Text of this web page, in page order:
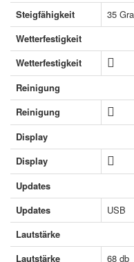
Steigfähigkeit
35
Wetterfestigkeit
Wetterfestigkeit
Reinigung
Reinigung
Display
Display
Updates
Updates
USB
Lautstärke
Lautstärke
68 db